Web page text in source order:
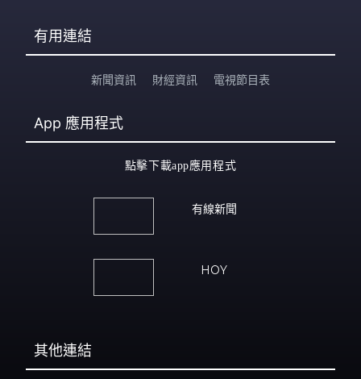
有用連結
新聞資訊 財經資訊 電視節目表
App 應用程式
點擊下載app應用程式
有線新聞
HOY
其他連結